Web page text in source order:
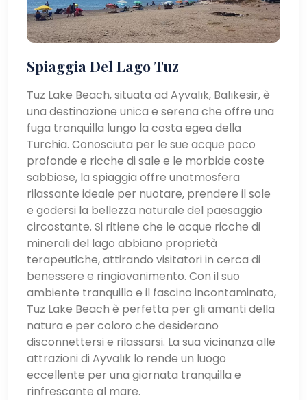
Spiaggia Del Lago Tuz
Tuz Lake Beach, situata ad Ayvalık, Balıkesir, è
una destinazione unica e serena che offre una
fuga tranquilla lungo la costa egea della
Turchia. Conosciuta per le sue acque poco
profonde e ricche di sale e le morbide coste
sabbiose, la spiaggia offre unatmosfera
rilassante ideale per nuotare, prendere il sole
e godersi la bellezza naturale del paesaggio
circostante. Si ritiene che le acque ricche di
minerali del lago abbiano proprietà
terapeutiche, attirando visitatori in cerca di
benessere e ringiovanimento. Con il suo
ambiente tranquillo e il fascino incontaminato,
Tuz Lake Beach è perfetta per gli amanti della
natura e per coloro che desiderano
disconnettersi e rilassarsi. La sua vicinanza alle
attrazioni di Ayvalık lo rende un luogo
eccellente per una giornata tranquilla e
rinfrescante al mare.